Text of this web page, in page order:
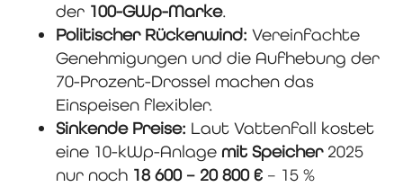
der 100-GWp-Marke.
Politischer Rückenwind: Vereinfachte
Genehmigungen und die Aufhebung der
70-Prozent-Drossel machen das
Einspeisen flexibler.
Sinkende Preise: Laut Vattenfall kostet
eine 10-kWp-Anlage mit Speicher2025
nur noch 18 600 – 20 800 € – 15 %